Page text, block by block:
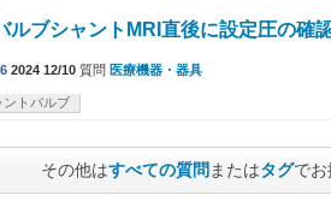
ルブシャントMRI直後に設定圧の確
2024 12/10 質問 医療機器・器具
ントバルブ
その他はすべての質問 またはタグでお